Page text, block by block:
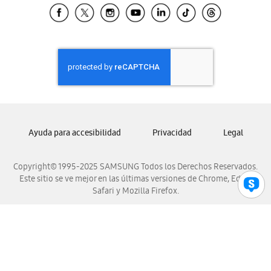
Samsung El Salvador
Samsung Honduras
Samsung Nicaragua
Samsung Panamá
Samsung Venezuela
Copyright© 1995-2025 SAMSUNG Todos los Derechos Reservados.
Este sitio se ve mejor en las últimas versiones de Chrome, Edge,
Safari y Mozilla Firefox.
Ayuda para accesibilidad Privacidad Legal